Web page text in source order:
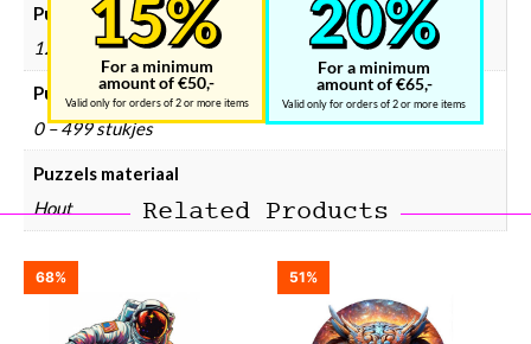
Puzzels leeftijd
12 Jaar en ouder, 6 – 9 Jaar, 9 – 12 Jaar
Puzzel aantal stukjes
0 – 499 stukjes
Puzzels materiaal
Hout
For a minimum
amount of €50,-
Valid only for orders of 2 or more items
For a minimum
amount of €65,-
Valid only for orders of 2 or more items
Related Products
68% 51%